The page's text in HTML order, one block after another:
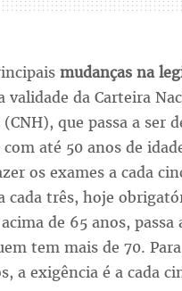
mudanças na
validade da Carteira
que passa a ser
até 50 anos de
os exames a cada
cada três, hoje
de 65 anos, passa
tem mais de 70.
a exigência é a cada